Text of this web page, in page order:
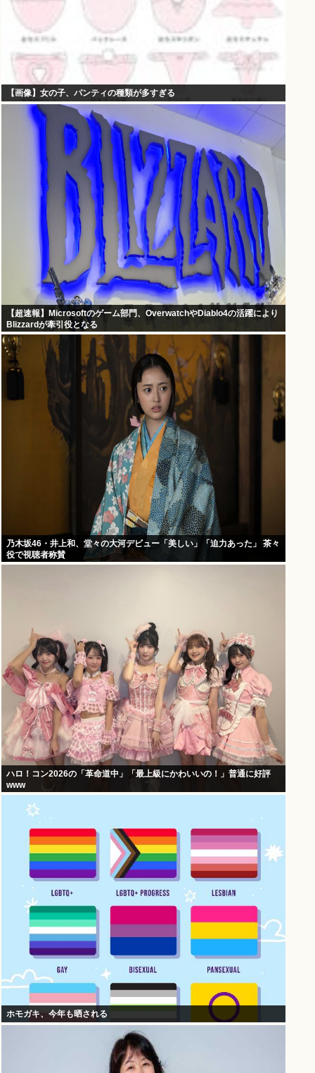
【画像】女の子、パンティの種類が多すぎる
【超速報】Microsoftのゲーム部門、OverwatchやDiablo4の活躍により
Blizzardが牽引役となる
乃木坂46・井上和、堂々の大河デビュー「美しい」「迫力あった」 茶々
役で視聴者称賛
ハロ！コン2026の「革命道中」「最上級にかわいいの！」普通に好評
www
ホモガキ、今年も晒される